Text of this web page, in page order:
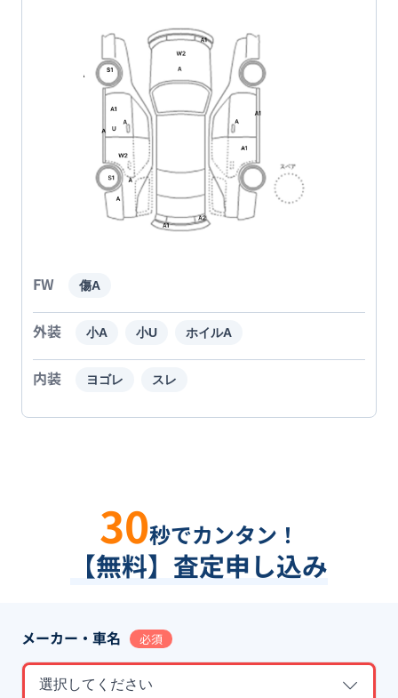
FW 傷A
外装 小A 小U ホイルA
内装 ヨゴレ スレ
30秒でカンタン！
【無料】査定申し込み
メーカー・車名 必須
選択してください